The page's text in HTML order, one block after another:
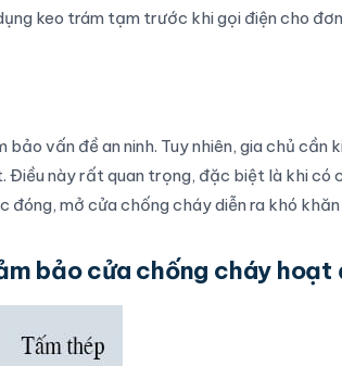
keo trám tạm trước khi gọi điện cho
vấn đề an ninh. Tuy nhiên, gia chủ cần
này rất quan trọng, đặc biệt là khi có
mở cửa chống cháy diễn ra khó khăn
bảo cửa chống cháy